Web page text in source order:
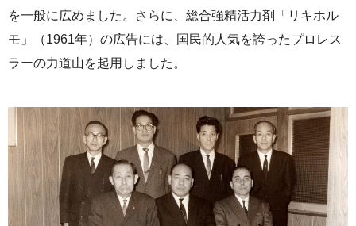
を一般に広めました。さらに、総合強精活力剤「リキホル
モ」（1961年）の広告には、国民的人気を誇ったプロレス
ラーの力道山を起用しました。